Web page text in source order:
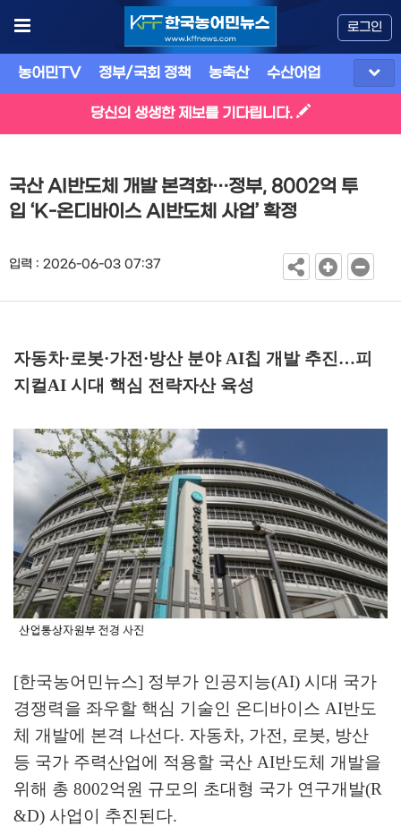
로그인
농어민TV 정부/국회 정책 농축산 수산어업
당신의 생생한 제보를 기다립니다.
국산 AI반도체 개발 본격화…정부, 8002억 투
입 ‘K-온디바이스 AI반도체 사업’ 확정
입력 : 2026-06-03 07:37
자동차·로봇·가전·방산 분야 AI칩 개발 추진…피
지컬AI 시대 핵심 전략자산 육성
[한국농어민뉴스] 정부가 인공지능(AI) 시대 국가
경쟁력을 좌우할 핵심 기술인 온디바이스 AI반도
체 개발에 본격 나선다. 자동차, 가전, 로봇, 방산
등 국가 주력산업에 적용할 국산 AI반도체 개발을
위해 총 8002억원 규모의 초대형 국가 연구개발(R
&D) 사업이 추진된다.